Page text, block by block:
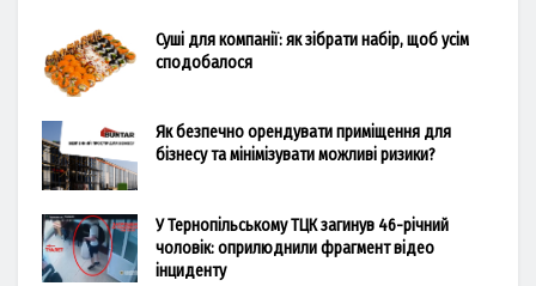
Суші для компанії: як зібрати набір, щоб усім
сподобалося
Як безпечно орендувати приміщення для
бізнесу та мінімізувати можливі ризики?
У Тернопільському ТЦК загинув 46-річний
чоловік: оприлюднили фрагмент відео
інциденту